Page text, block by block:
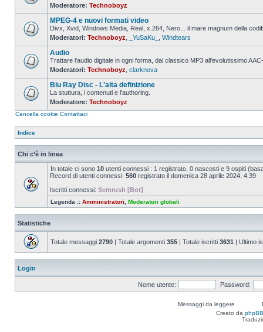
Nessun
messaggio
da
leggere
Moderatore: Technoboyz
Nessun
messaggio
da
leggere
MPEG-4 e nuovi formati video
Divx, Xvid, Windows Media, Real, x.264, Nero... il mare magnum della
Moderatori: Technoboyz _YuSaKu_ Windtears
Nessun
messaggio
da
leggere
Audio
Trattare l'audio digitale in ogni forma, dal classico MP3 all'evolutissimo
Moderatori: Technoboyz clarknova
Nessun
messaggio
da
Blu Ray Disc - L'alta definizione
La stuttura, i contenuti e l'authoring.
Moderatore: Technoboyz
Cancella cookie Contattaci
Indice
Chi c’è in linea
In totale ci sono 10 utenti connessi : 1 registrato, 0 nascosti e 9 ospiti
Record di utenti connessi: 560 registrato il domenica 28 aprile 2024, 4:39
Iscritti connessi: Semrush [Bot]
Legenda :: Amministratori Moderatori globali
Statistiche
Totale messaggi 2790 | Totale argomenti 355 | Totale iscritti 3631 | Ultimo
Login
Nome utente: Password:
Messaggi da leggere
Creato da phpBB